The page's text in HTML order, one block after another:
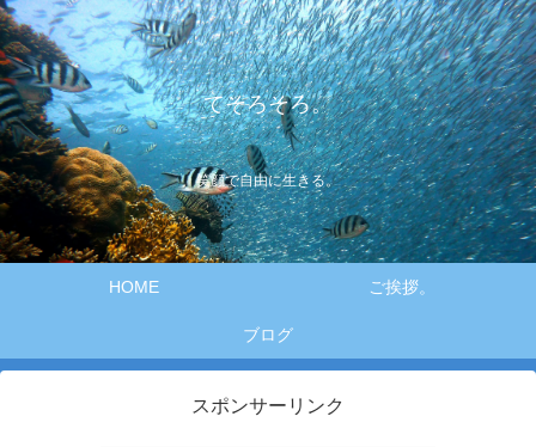
てそろそろ。
笑顔で自由に生きる。
HOME ご挨拶。
ブログ
スポンサーリンク